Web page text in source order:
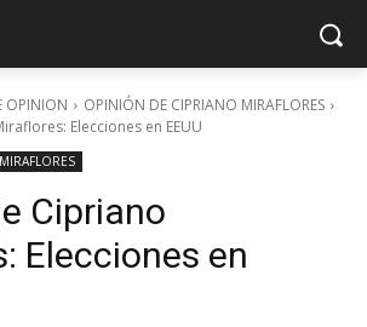
OPINION
OPINIÓN DE CIPRIANO MIRAFLORES
Elecciones en EEUU
Cipriano
Elecciones en